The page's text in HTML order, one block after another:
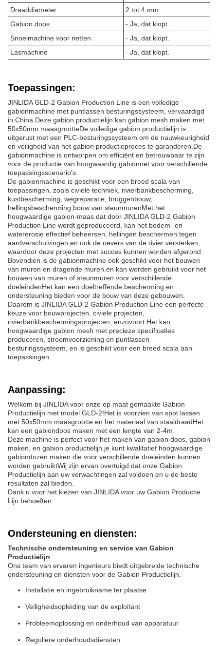
Draaddiameter
2 tot 4 mm
Gabion doos
- Ja, dat klopt.
Snoeimachine voor netten
- Ja, dat klopt.
Lasmachine
- Ja, dat klopt.
Toepassingen:
JINLIDA GLD-2 Gabion Production Line is een volledige
gabionmachine met puntlassen besturingssysteem, vervaardigd
in China.Deze gabion productielijn kan gabion mesh maken met
50x50mm maasgrootteDe volledige gabion productielijn is
uitgerust met een PLC-besturingssysteem om de nauwkeurigheid
en veiligheid van het gabion productieproces te garanderen.De
gabionmachine is ontworpen om efficiënt en betrouwbaar te zijn
voor de productie van hoogwaardig gabionnet voor verschillende
toepassingsscenario's.
De gabionmachine is geschikt voor een breed scala van
toepassingen, zoals civiele techniek, rivierbankbescherming,
kustbescherming, wegreparatie, bruggenbouw,
hellingsbescherming,bouw van steunmurenMet het
hoogwaardige gabion-maas dat door JINLIDA GLD-2 Gabion
Production Line wordt geproduceerd, kan het bodem- en
watererosie effectief beheersen, hellingen beschermen tegen
aardverschuivingen,en ook de oevers van de rivier versterken,
waardoor deze projecten met succes kunnen worden afgerond.
Bovendien is de gabionmachine ook geschikt voor het bouwen
van muren en dragende muren.en kan worden gebruikt voor het
bouwen van muren of steunmuren voor verschillende
doeleindenHet kan een doeltreffende bescherming en
ondersteuning bieden voor de bouw van deze gebouwen.
Daarom is JINLIDA GLD-2 Gabion Production Line een perfecte
keuze voor bouwprojecten, civiele projecten,
rivierbankbeschermingsprojecten, enzovoort.Het kan
hoogwaardige gabion mesh met precieze specificaties
produceren, stroomvoorziening en puntlassen
besturingssysteem, en is geschikt voor een breed scala aan
toepassingen.
Aanpassing:
Welkom bij JINLIDA voor onze op maat gemaakte Gabion
Productielijn met model GLD-2!Het is voorzien van spot lassen
met 50x50mm maasgrootte en het materiaal van staaldraadHet
kan een gabiondoos maken met een lengte van 2-4m.
Deze machine is perfect voor het maken van gabion doos, gabion
maken, en gabion productielijn.je kunt kwalitatief hoogwaardige
gabiondozen maken die voor verschillende doeleinden kunnen
worden gebruiktWij zijn ervan overtuigd dat onze Gabion
Productielijn aan uw verwachtingen zal voldoen en u de beste
resultaten zal bieden.
Dank u voor het kiezen van JINLIDA voor uw Gabion Productie
Lijn behoeften.
Ondersteuning en diensten:
Technische ondersteuning en service van Gabion
Productielijn
Ons team van ervaren ingenieurs biedt uitgebreide technische
ondersteuning en diensten voor de Gabion Productielijn.
Installatie en ingebruikname ter plaatse
Veiligheidsopleiding van de exploitant
Probleemoplossing en onderhoud van apparatuur
Reguliere onderhoudsdiensten